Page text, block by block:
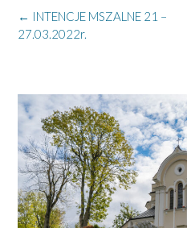
Post
navigation
← INTENCJE MSZALNE 21 –
27.03.2022r.